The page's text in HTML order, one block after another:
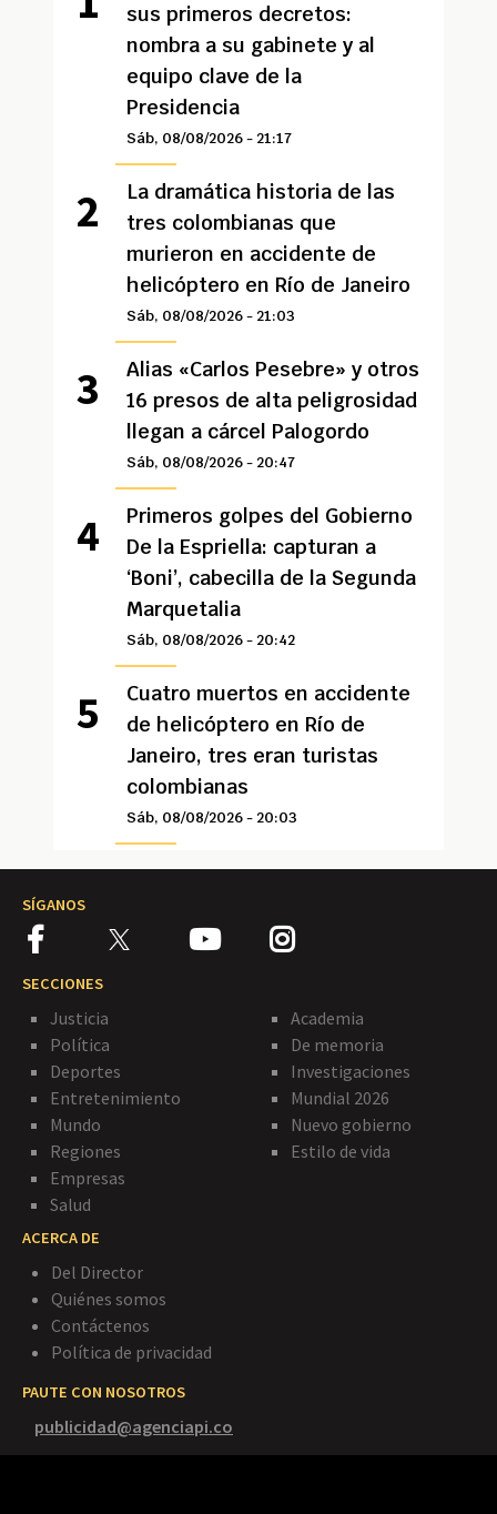
sus primeros decretos:
nombra a su gabinete y al
equipo clave de la
Presidencia
Sáb, 08/08/2026 - 21:17
La dramática historia de las
tres colombianas que
murieron en accidente de
helicóptero en Río de Janeiro
Sáb, 08/08/2026 - 21:03
Alias «Carlos Pesebre» y otros
16 presos de alta peligrosidad
llegan a cárcel Palogordo
Sáb, 08/08/2026 - 20:47
Primeros golpes del Gobierno
De la Espriella: capturan a
‘Boni’, cabecilla de la Segunda
Marquetalia
Sáb, 08/08/2026 - 20:42
Cuatro muertos en accidente
de helicóptero en Río de
Janeiro, tres eran turistas
colombianas
Sáb, 08/08/2026 - 20:03
SÍGANOS
SECCIONES
Justicia
Política
Deportes
Entretenimiento
Mundo
Regiones
Empresas
Salud
Academia
De memoria
Investigaciones
Mundial 2026
Nuevo gobierno
Estilo de vida
ACERCA DE
Del Director
Quiénes somos
Contáctenos
Política de privacidad
PAUTE CON NOSOTROS
publicidad@agenciapi.co